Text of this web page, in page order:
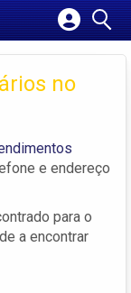
no
e endereço
para o
a encontrar